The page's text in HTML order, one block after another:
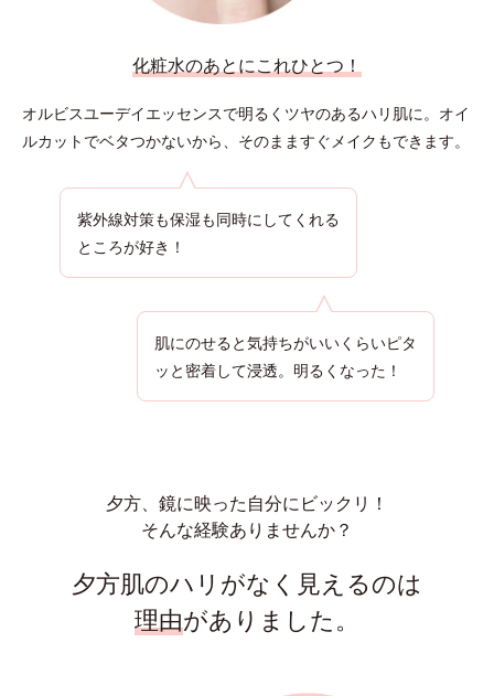
化粧水のあとにこれひとつ！
オルビスユーデイエッセンスで明るくツヤのあるハリ肌に。 オイ
ルカットでベタつかないから、そのまますぐメイクもできます。
紫外線対策も保湿も同時にしてくれる
ところが好き！
肌にのせると気持ちがいいくらいピタ
ッと密着して浸透。明るくなった！
夕方、鏡に映った自分にビックリ！
そんな経験ありませんか？
夕方肌のハリがなく見えるのは
理由がありました。